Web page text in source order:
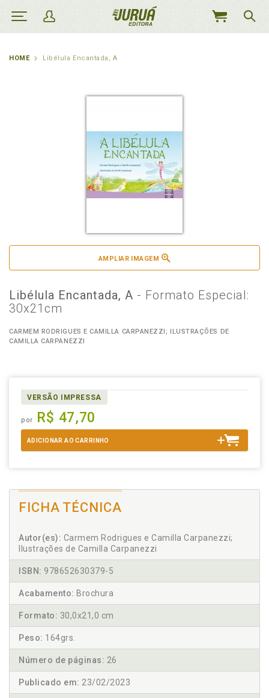
MEU
HOME Libélula Encantada, A
AMPLIAR IMAGEM
Libélula Encantada, A - Formato Especial:
30x21cm
CARMEM RODRIGUES E CAMILLA CARPANEZZI; ILUSTRAÇÕES DE
CAMILLA CARPANEZZI
VERSÃO IMPRESSA
por R$ 47,70
ADICIONAR AO CARRINHO
FICHA TÉCNICA
Autor(es): Carmem Rodrigues e Camilla Carpanezzi;
Ilustrações de Camilla Carpanezzi
ISBN: 978652630379-5
Acabamento: Brochura
Formato: 30,0x21,0 cm
Peso: 164grs.
Número de páginas: 26
Publicado em: 23/02/2023